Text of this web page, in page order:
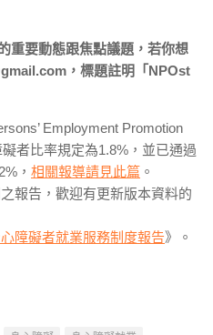
重要動態跟焦點議題，若你想
，標題註明「NPOst
Employment Promotion
者比率規定為1.8%，並已通過
， 相關報導請見此篇 。
報告，歡迎有更新版本資料的
障礙者就業服務制度報告》。